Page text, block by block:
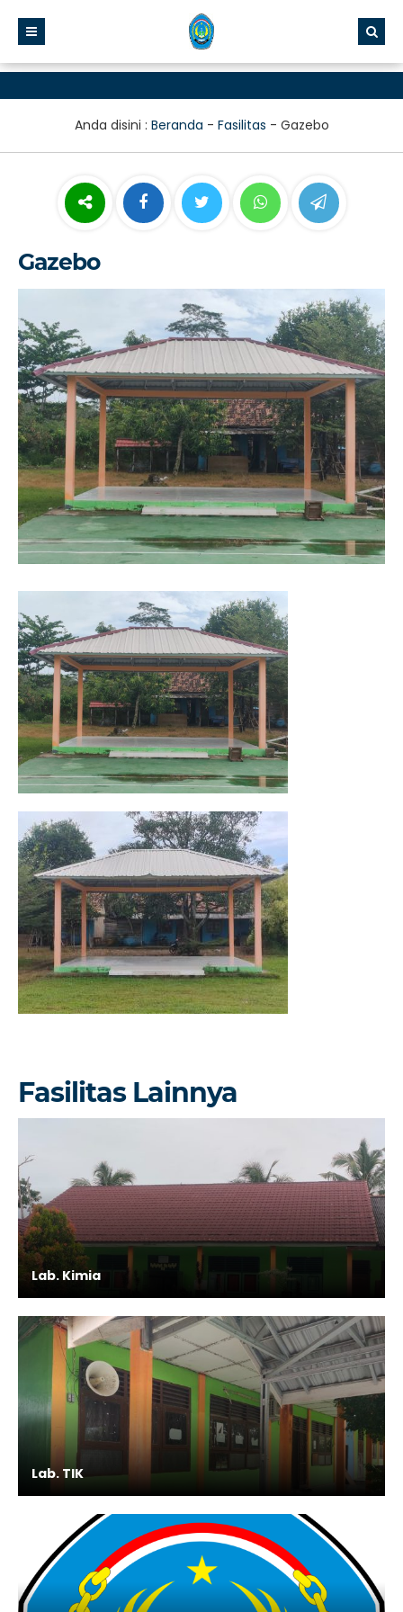
Anda disini : Beranda - Fasilitas - Gazebo
Gazebo
Fasilitas Lainnya
Lab. Kimia
Lab. TIK